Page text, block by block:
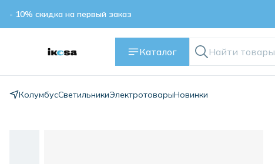
- 10% скидка на первый заказ
Каталог
КолумбусСветильникиЭлектротоварыНовинки